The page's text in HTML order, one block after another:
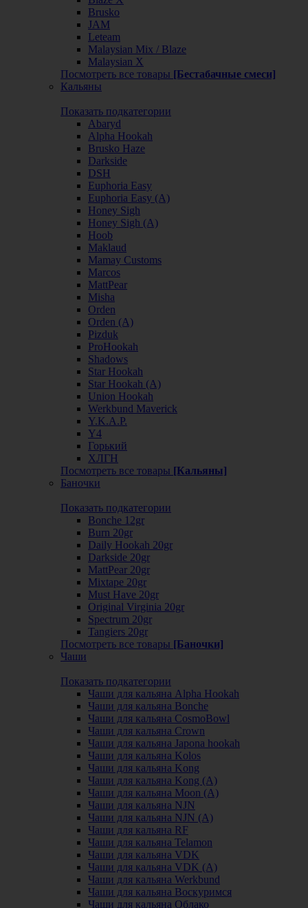
Brusko
JAM
Leteam
Malaysian Mix / Blaze
Malaysian X
Посмотреть все товары [Бестабачные смеси]
Кальяны
Показать подкатегории
Abaryd
Alpha Hookah
Brusko Haze
Darkside
DSH
Euphoria Easy
Euphoria Easy (А)
Honey Sigh
Honey Sigh (А)
Hoob
Maklaud
Mamay Customs
Marcos
MattPear
Misha
Orden
Orden (А)
Pizduk
ProHookah
Shadows
Star Hookah
Star Hookah (А)
Union Hookah
Werkbund Maverick
Y.K.A.P.
Y4
Горький
ХЛГН
Посмотреть все товары [Кальяны]
Баночки
Показать подкатегории
Bonche 12gr
Burn 20gr
Daily Hookah 20gr
Darkside 20gr
MattPear 20gr
Mixtape 20gr
Must Have 20gr
Original Virginia 20gr
Spectrum 20gr
Tangiers 20gr
Посмотреть все товары [Баночки]
Чаши
Показать подкатегории
Чаши для кальяна Alpha Hookah
Чаши для кальяна Bonche
Чаши для кальяна CosmoBowl
Чаши для кальяна Crown
Чаши для кальяна Japona hookah
Чаши для кальяна Kolos
Чаши для кальяна Kong
Чаши для кальяна Kong (A)
Чаши для кальяна Moon (А)
Чаши для кальяна NJN
Чаши для кальяна NJN (А)
Чаши для кальяна RF
Чаши для кальяна Telamon
Чаши для кальяна VDK
Чаши для кальяна VDK (А)
Чаши для кальяна Werkbund
Чаши для кальяна Воскуримся
Чаши для кальяна Облако